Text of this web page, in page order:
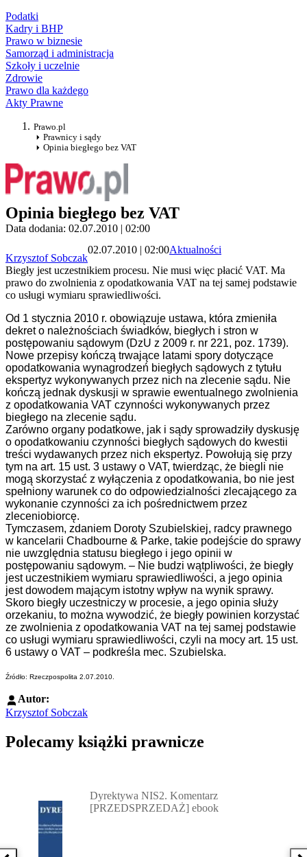
Podatki
Kadry i BHP
Prawo w biznesie
Samorząd i administracja
Szkoły i uczelnie
Zdrowie
Prawo dla każdego
Akty Prawne
Prawo.pl
Prawnicy i sądy
Opinia biegłego bez VAT
Opinia biegłego bez VAT
Data dodania: 02.07.2010 | 02:00
Krzysztof Sobczak
02.07.2010 | 02:00Aktualności
Biegły jest uczestnikiem procesu. Nie musi więc płacić VAT. Ma
prawo do zwolnienia z opodatkowania VAT na tej samej podstawie
co usługi wymiaru sprawiedliwości.
Od 1 stycznia 2010 r. obowiązuje ustawa, która zmieniła
dekret o należnościach świadków, biegłych i stron w
postępowaniu sądowym (DzU z 2009 r. nr 221, poz. 1739).
Nowe przepisy kończą trwające latami spory dotyczące
opodatkowania wynagrodzeń biegłych sądowych z tytułu
ekspertyz wykonywanych przez nich na zlecenie sądu. Nie
kończą jednak dyskusji w sprawie ewentualnego zwolnienia
z opodatkowania VAT czynności wykonywanych przez
biegłego na zlecenie sądu.
Zarówno organy podatkowe, jak i sądy sprowadziły dyskusję
o opodatkowaniu czynności biegłych sądowych do kwestii
treści wydawanych przez nich ekspertyz. Powołują się przy
tym na art. 15 ust. 3 ustawy o VAT, twierdząc, że biegli nie
mogą skorzystać z wyłączenia z opodatkowania, bo nie jest
spełniony warunek co do odpowiedzialności zlecającego za
wykonanie czynności za ich pośrednictwem przez
zleceniobiorcę.
Tymczasem, zdaniem Doroty Szubielskiej, radcy prawnego
w kancelarii Chadbourne & Parke, takie podejście do sprawy
nie uwzględnia statusu biegłego i jego opinii w
postępowaniu sądowym. – Nie budzi wątpliwości, że biegły
jest uczestnikiem wymiaru sprawiedliwości, a jego opinia
jest dowodem mającym istotny wpływ na wynik sprawy.
Skoro biegły uczestniczy w procesie, a jego opinia służy
orzekaniu, to można wywodzić, że biegły powinien korzystać
ze zwolnienia z opodatkowania VAT na tej samej podstawie
co usługi wymiaru sprawiedliwości, czyli na mocy art. 15 ust.
6 ustawy o VAT – podkreśla mec. Szubielska.
Źródło: Rzeczpospolita 2.07.2010.
Autor:
Krzysztof Sobczak
Polecamy książki prawnicze
Dyrektywa NIS2. Komentarz
[PRZEDSPRZEDAŻ] ebook